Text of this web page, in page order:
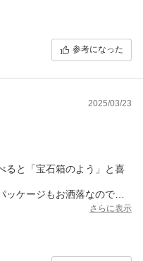
参考になった
2025/03/23
ると「宝石箱のよう」と喜
ケージもお洒落なので誰
さらに表示